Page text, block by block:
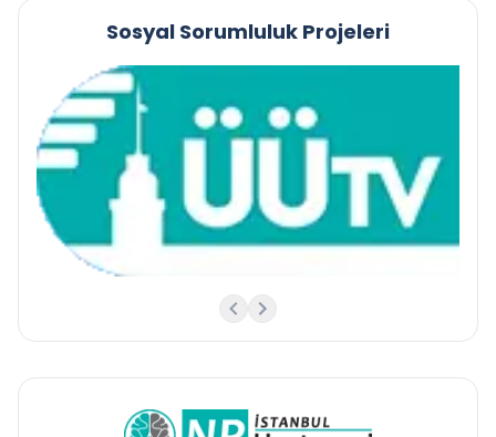
Sosyal Sorumluluk Projeleri